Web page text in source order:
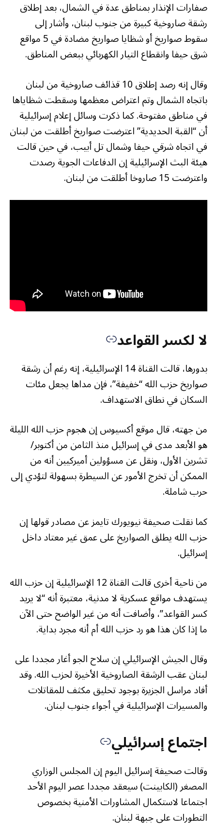
صفارات الإنذار بمناطق عدة في الشمال، بعد إطلاق
رشقة صاروخية كبيرة من جنوب لبنان، وأشار إلى
سقوط صواريخ أو شظايا صواريخ مضادة في 5 مواقع
شرق حيفا وانقطاع التيار الكهربائي ببعض المناطق.
وقال إنه رصد إطلاق 10 قذائف صاروخية من لبنان
باتجاه الشمال وتم اعتراض معظمها وسقطت شظاياها
في مناطق مفتوحة. كما ذكرت وسائل إعلام إسرائيلية
أن “القبة الحديدية” اعترضت صواريخ أطلقت من لبنان
في اتجاه شرقي حيفا وشمال تل أبيب، في حين قالت
هيئة البث الإسرائيلية إن الدفاعات الجوية رصدت
واعترضت 15 صاروخا أطلقت من لبنان.
لا لكسر القواعد
بدورها، قالت القناة 14 الإسرائيلية، إنه رغم أن رشقة
صواريخ حزب الله “خفيفة”، فإن مداها يجعل مئات
السكان في نطاق الاستهداف.
من جهته، قال موقع أكسيوس إن هجوم حزب الله الليلة
هو الأبعد مدى في إسرائيل منذ الثامن من أكتوبر/
تشرين الأول، ونقل عن مسؤولين أميركيين أنه من
الممكن أن تخرج الأمور عن السيطرة بسهولة لتؤدي إلى
حرب شاملة.
كما نقلت صحيفة نيويورك تايمز عن مصادر قولها إن
حزب الله يطلق الصواريخ على عمق غير معتاد داخل
إسرائيل.
من ناحية أخرى قالت القناة 12 الإسرائيلية إن حزب الله
يستهدف مواقع عسكرية لا مدنية، معتبرة أنه “لا يريد
كسر القواعد”، وأضافت أنه من غير الواضح حتى الآن
ما إذا كان هذا هو رد حزب الله أم أنه مجرد بداية.
وقال الجيش الإسرائيلي إن سلاح الجو أغار مجددا على
لبنان عقب الرشقة الصاروخية الأخيرة لحزب الله. وقد
أفاد مراسل الجزيرة بوجود تحليق مكثف للمقاتلات
والمسيرات الإسرائيلية في أجواء جنوب لبنان.
اجتماع إسرائيلي
وقالت صحيفة إسرائيل اليوم إن المجلس الوزاري
المصغر (الكابينت) سيعقد مجددا عصر اليوم الأحد
اجتماعا لاستكمال المشاورات الأمنية بخصوص
التطورات على جبهة لبنان.